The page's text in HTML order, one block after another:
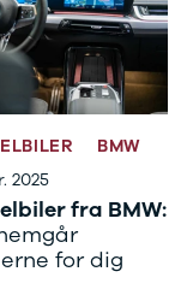
BMW
2025
fra BMW:
for dig